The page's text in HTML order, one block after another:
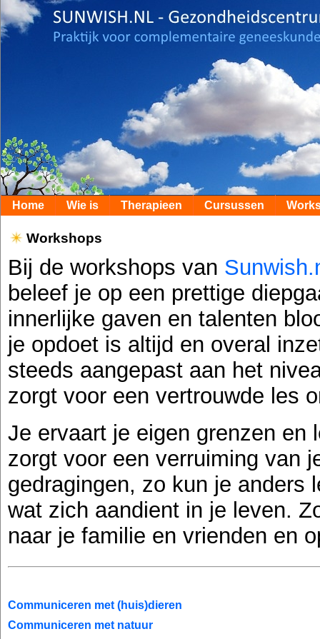
Home Wie is Therapieen Cursussen
Workshops
Bij de workshops van
beleef je op een prettige
innerlijke gaven en talenten
je opdoet is altijd en overal
steeds aangepast aan het
zorgt voor een vertrouwde les
Je ervaart je eigen grenzen en
zorgt voor een verruiming van
gedragingen, zo kun je anders
wat zich aandient in je leven.
naar je familie en vrienden en
Communiceren met (huis)dieren
Communiceren met natuur